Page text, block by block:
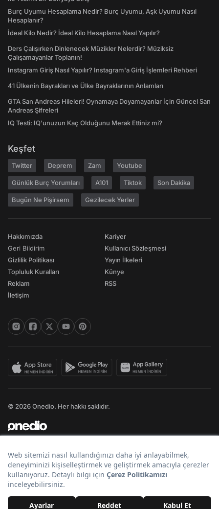
Burç Uyumu Hesaplama Nedir? Burç Uyumu, Aşk Uyumu Nasıl
Hesaplanır?
İdeal Kilo Nedir? İdeal Kilo Hesaplama Nasıl Yapılır?
Ders Çalışırken Dinlenecek Müzikler Nelerdir? Müziksiz
Çalışamayanlar Toplanın!
Instagram Giriş Nasıl Yapılır? Instagram'a Giriş İşlemleri Rehberi
41 Ülkenin Bayrakları ve Ülke Bayraklarının Anlamları
GTA San Andreas Hileleri! Oynamaya Doyamayanlar İçin Güncel San
Andreas Şifreleri
IQ Testi: IQ'unuzun Kaç Olduğunu Merak Ettiniz mi?
Keşfet
Twitter Deprem Zam Youtube
Günlük Burç Yorumları A101 Tiktok Son Dakika
Bugün Ne Pişirsem Gezilecek Yerler
Hakkımızda
Geri Bildirim
Gizlilik Politikası
Topluluk Kuralları
Reklam
İletişim
Kariyer
Kullanıcı Sözleşmesi
Yayın İlkeleri
Künye
RSS
© 2026 Onedio. Her hakkı saklıdır.
Bir markasıdır.